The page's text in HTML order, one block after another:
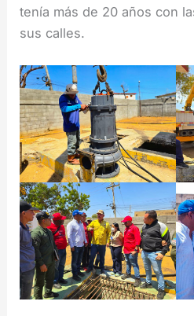
tenía más de 20 años con
sus calles.